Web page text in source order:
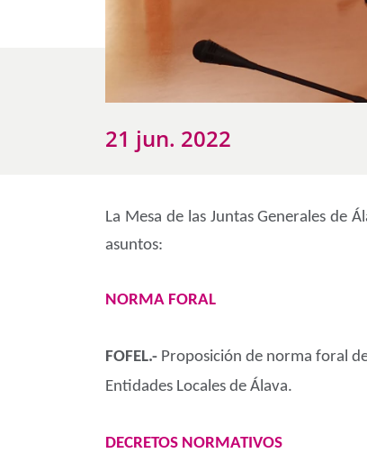
21 jun. 2022
La Mesa de las Juntas Generales de
asuntos:
NORMA FORAL
FOFEL.- Proposición de norma foral
Entidades Locales de Álava.
DECRETOS NORMATIVOS